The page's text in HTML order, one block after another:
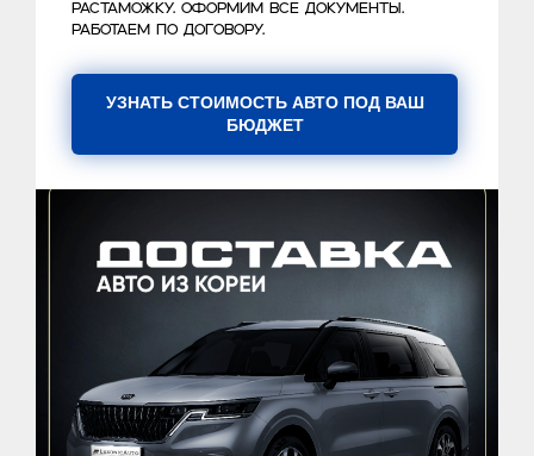
растаможку. Оформим все документы.
Работаем по договору.
УЗНАТЬ СТОИМОСТЬ АВТО ПОД ВАШ
БЮДЖЕТ